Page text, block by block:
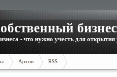
бизнес
- что нужно учесть для открытия
Архив RSS